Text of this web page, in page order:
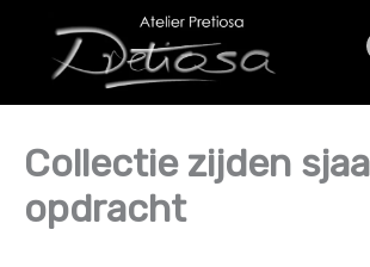
inhoud
Collectie zijden
opdracht